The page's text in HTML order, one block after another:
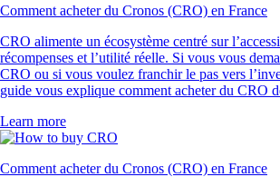
Comment acheter du Cronos (CRO) en France
CRO alimente un écosystème centré sur
récompenses et l’utilité réelle. Si vous vous
CRO ou si vous voulez franchir le pas vers
guide vous explique comment acheter du CRO
Learn more
Comment acheter du Cronos (CRO) en France